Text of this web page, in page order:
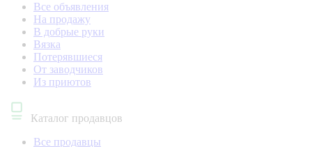
Все объявления
На продажу
В добрые руки
Вязка
Потерявшиеся
От заводчиков
Из приютов
Каталог продавцов
Все продавцы